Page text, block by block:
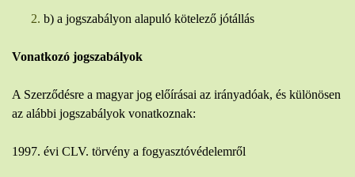
b) a jogszabályon alapuló kötelező jótállás
Vonatkozó jogszabályok
A Szerződésre a magyar jog előírásai az irányadóak, és különösen
az alábbi jogszabályok vonatkoznak:
1997. évi CLV. törvény a fogyasztóvédelemről